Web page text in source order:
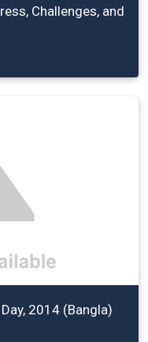
Challenges, and
2014 (Bangla)